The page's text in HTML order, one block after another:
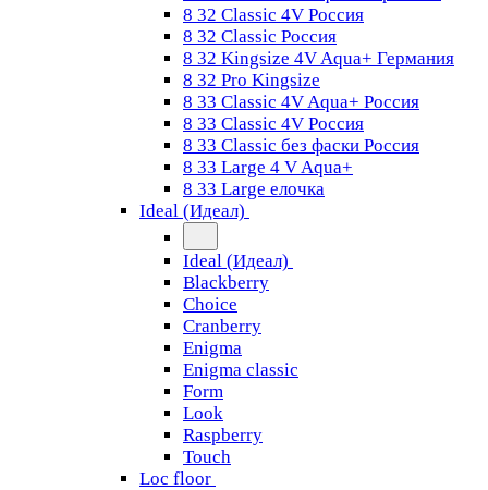
8 32 Classic 4V Россия
8 32 Classic Россия
8 32 Kingsize 4V Aqua+ Германия
8 32 Pro Kingsize
8 33 Classic 4V Aqua+ Россия
8 33 Classic 4V Россия
8 33 Classic без фаски Россия
8 33 Large 4 V Aqua+
8 33 Large елочка
Ideal (Идеал)
Ideal (Идеал)
Blackberry
Choice
Cranberry
Enigma
Enigma classic
Form
Look
Raspberry
Touch
Loc floor